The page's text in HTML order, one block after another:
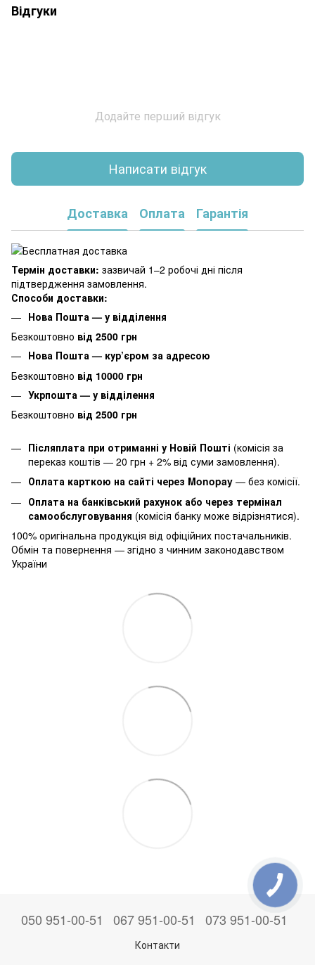
Відгуки
Додайте перший відгук
Написати відгук
Доставка Оплата Гарантія
Термін доставки: зазвичай 1–2 робочі дні після
підтвердження замовлення.
Способи доставки:
Нова Пошта — у відділення
Безкоштовно від 2500 грн
Нова Пошта — кур’єром за адресою
Безкоштовно від 10000 грн
Укрпошта — у відділення
Безкоштовно від 2500 грн
Післяплата при отриманні у Новій Пошті (комісія за
переказ коштів — 20 грн + 2% від суми замовлення).
Оплата карткою на сайті через Monopay — без комісії.
Оплата на банківський рахунок або через термінал
самообслуговування (комісія банку може відрізнятися).
100% оригінальна продукція від офіційних постачальників.
Обмін та повернення — згідно з чинним законодавством
України
050 951-00-51 067 951-00-51 073 951-00-51
Контакти